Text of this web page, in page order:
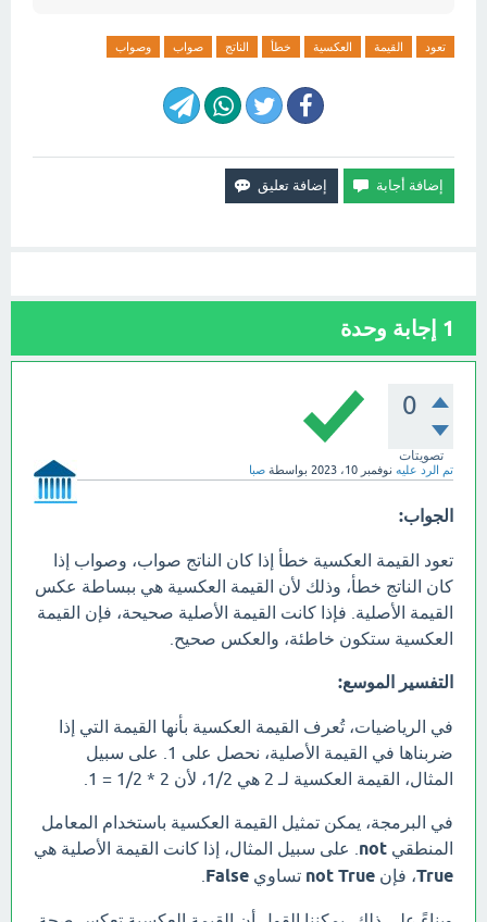
تعود القيمة العكسية خطأ الناتج صواب وصواب
1 إجابة وحدة
0
تصويتات
تم الرد عليه نوفمبر 10، 2023 بواسطة صبا
الجواب:
تعود القيمة العكسية خطأ إذا كان الناتج صواب، وصواب إذا
كان الناتج خطأ، وذلك لأن القيمة العكسية هي ببساطة عكس
القيمة الأصلية. فإذا كانت القيمة الأصلية صحيحة، فإن القيمة
العكسية ستكون خاطئة، والعكس صحيح.
التفسير الموسع:
في الرياضيات، تُعرف القيمة العكسية بأنها القيمة التي إذا
ضربناها في القيمة الأصلية، نحصل على 1. على سبيل
المثال، القيمة العكسية لـ 2 هي 1/2، لأن 2 * 1/2 = 1.
في البرمجة، يمكن تمثيل القيمة العكسية باستخدام المعامل
المنطقي not . على سبيل المثال، إذا كانت القيمة الأصلية هي
True، فإن not True تساوي False